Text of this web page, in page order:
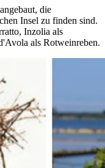
die
Insel zu finden sind.
Inzolia als
als Rotweinreben.